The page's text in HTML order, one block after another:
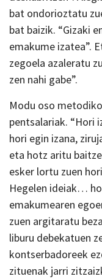
bat ondorioztatu
bat baizik. “Gizaki
emakume izatea”.
zegoela azaleratu
zen nahi gabe”.
Modu oso
pentsalariak. “Hori
hori egin izana,
eta hotz aritu
esker lortu zuen
Hegelen ideiak…
emakumearen
zuen argitaratu
liburu debekatuen
kontserbadoreek
zituenak jarri